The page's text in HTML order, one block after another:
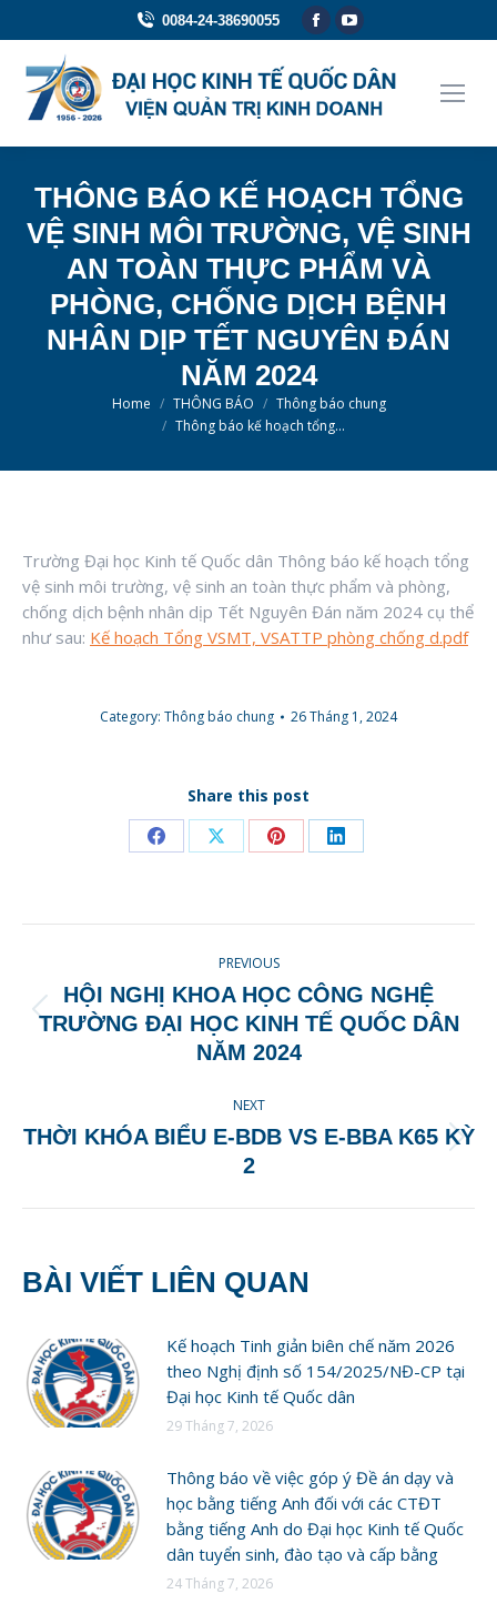
0084-24-38690055
Facebook
opens
in
YouTube
opens
in
THÔNG BÁO KẾ HOẠCH TỔNG
VỆ SINH MÔI TRƯỜNG, VỆ SINH
AN TOÀN THỰC PHẨM VÀ
PHÒNG, CHỐNG DỊCH BỆNH
NHÂN DỊP TẾT NGUYÊN ĐÁN
NĂM 2024
You are here:Home THÔNG BÁO
Thông báo chung
Thông báo kế hoạch tổng…
Trường Đại học Kinh tế Quốc dân Thông báo kế hoạch tổng
vệ sinh môi trường, vệ sinh an toàn thực phẩm và phòng,
chống dịch bệnh nhân dịp Tết Nguyên Đán năm 2024 cụ thể
như sau: Kế hoạch Tổng VSMT, VSATTP phòng chống d.pdf
Category: Thông báo chung 26 Tháng 1, 2024
Share this post
Share Share Share Share
NAVIGATION
PREVIOUS
Previous
post:
HỘI NGHỊ KHOA HỌC CÔNG NGHỆ
TRƯỜNG ĐẠI HỌC KINH TẾ QUỐC DÂN
NĂM 2024
NEXT
Next
post:
THỜI KHÓA BIỂU E-BDB VS E-BBA K65 KỲ
2
BÀI VIẾT LIÊN QUAN
Kế hoạch Tinh giản biên chế năm 2026
theo Nghị định số 154/2025/NĐ-CP tại
Đại học Kinh tế Quốc dân
29 Tháng 7, 2026
Thông báo về việc góp ý Đề án dạy và
học bằng tiếng Anh đối với các CTĐT
bằng tiếng Anh do Đại học Kinh tế Quốc
dân tuyển sinh, đào tạo và cấp bằng
24 Tháng 7, 2026